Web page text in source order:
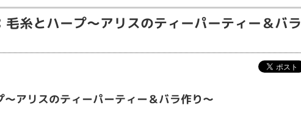
毛糸とハープ～アリスのティーパーティー＆バラ
～アリスのティーパーティー＆バラ作り～